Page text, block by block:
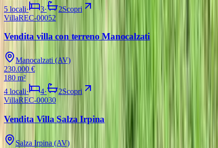
5 locali· 3· 2Scopri
VillaREC-00052
Vendita villa con terreno Manocalzati
Manocalzati (AV)
230.000 €
180 m²
4 locali· 4· 2Scopri
VillaREC-00030
Vendita Villa Salza Irpina
Salza Irpina (AV)